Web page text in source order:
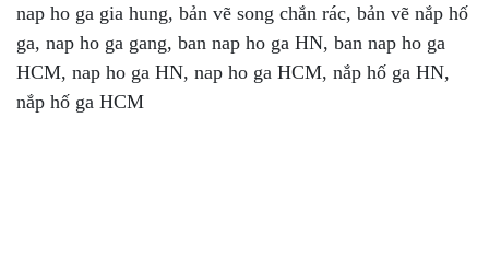
nap ho ga gia hung, bản vẽ song chắn rác, bản vẽ nắp hố
ga, nap ho ga gang, ban nap ho ga HN, ban nap ho ga
HCM, nap ho ga HN, nap ho ga HCM, nắp hố ga HN,
nắp hố ga HCM